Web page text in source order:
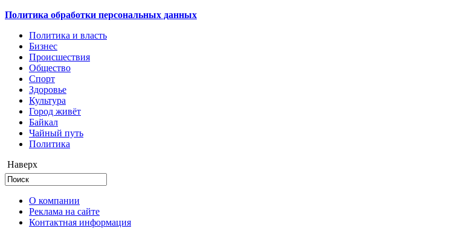
Политика обработки персональных данных
Политика и власть
Бизнес
Происшествия
Общество
Cпорт
Здоровье
Культура
Город живёт
Байкал
Чайный путь
Политика
Наверх
О компании
Реклама на сайте
Контактная информация